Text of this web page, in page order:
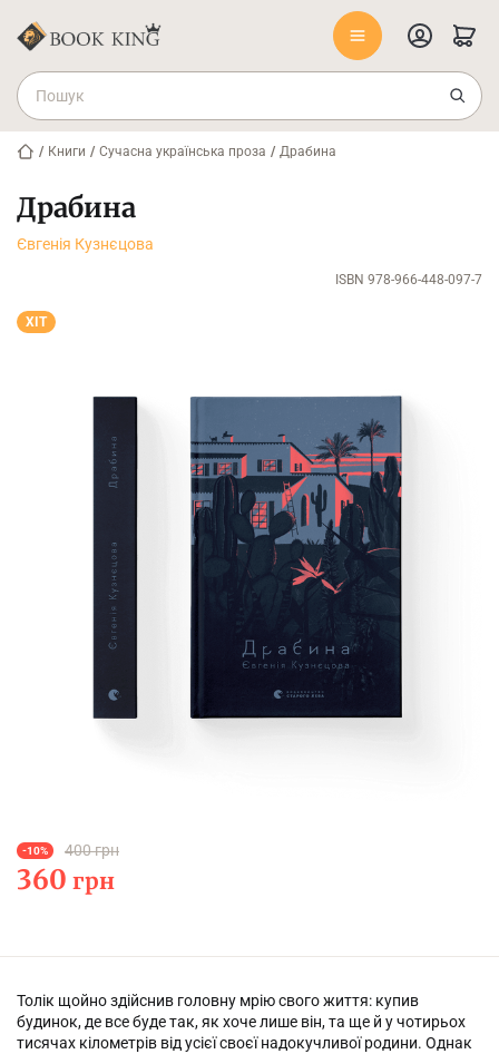
/ Книги / Сучасна українська проза / Драбина
Драбина
Євгенія Кузнєцова
ISBN 978-966-448-097-7
ХІТ
-10% 400 грн
360 грн
Толік щойно здійснив головну мрію свого життя: купив
будинок, де все буде так, як хоче лише він, та ще й у чотирьох
тисячах кілометрів від усієї своєї надокучливої родини. Однак